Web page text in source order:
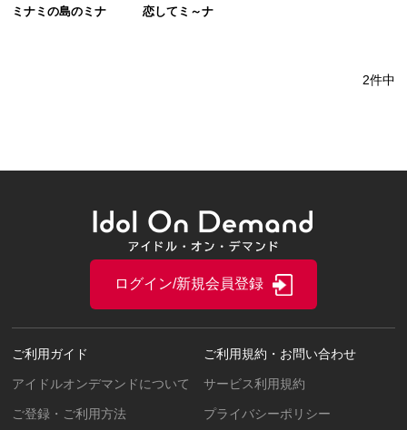
ミナミの島のミナ 恋してミ～ナ
2件中
ご利用ガイド
アイドルオンデマンドについて
ご登録・ご利用方法
ご利用規約・お問い合わせ
サービス利用規約
プライバシーポリシー
ログイン/新規会員登録